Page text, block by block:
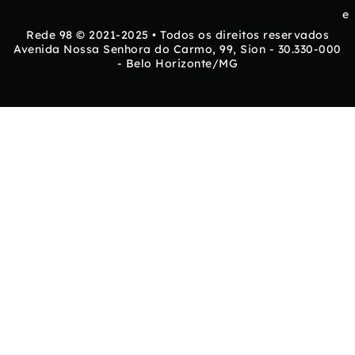
e
Rede 98 © 2021-2025 • Todos os direitos reservados
Avenida Nossa Senhora do Carmo, 99, Sion - 30.330-000
- Belo Horizonte/MG